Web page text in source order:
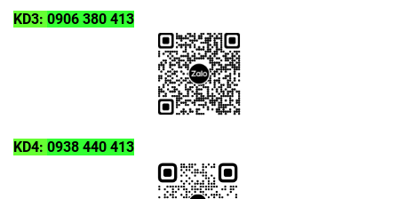
KD3: 0906 380 413
KD4: 0938 440 413